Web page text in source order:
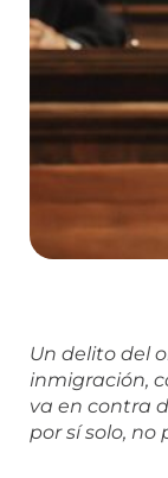
Un delito del
inmigración,
va en contra
por sí solo, no